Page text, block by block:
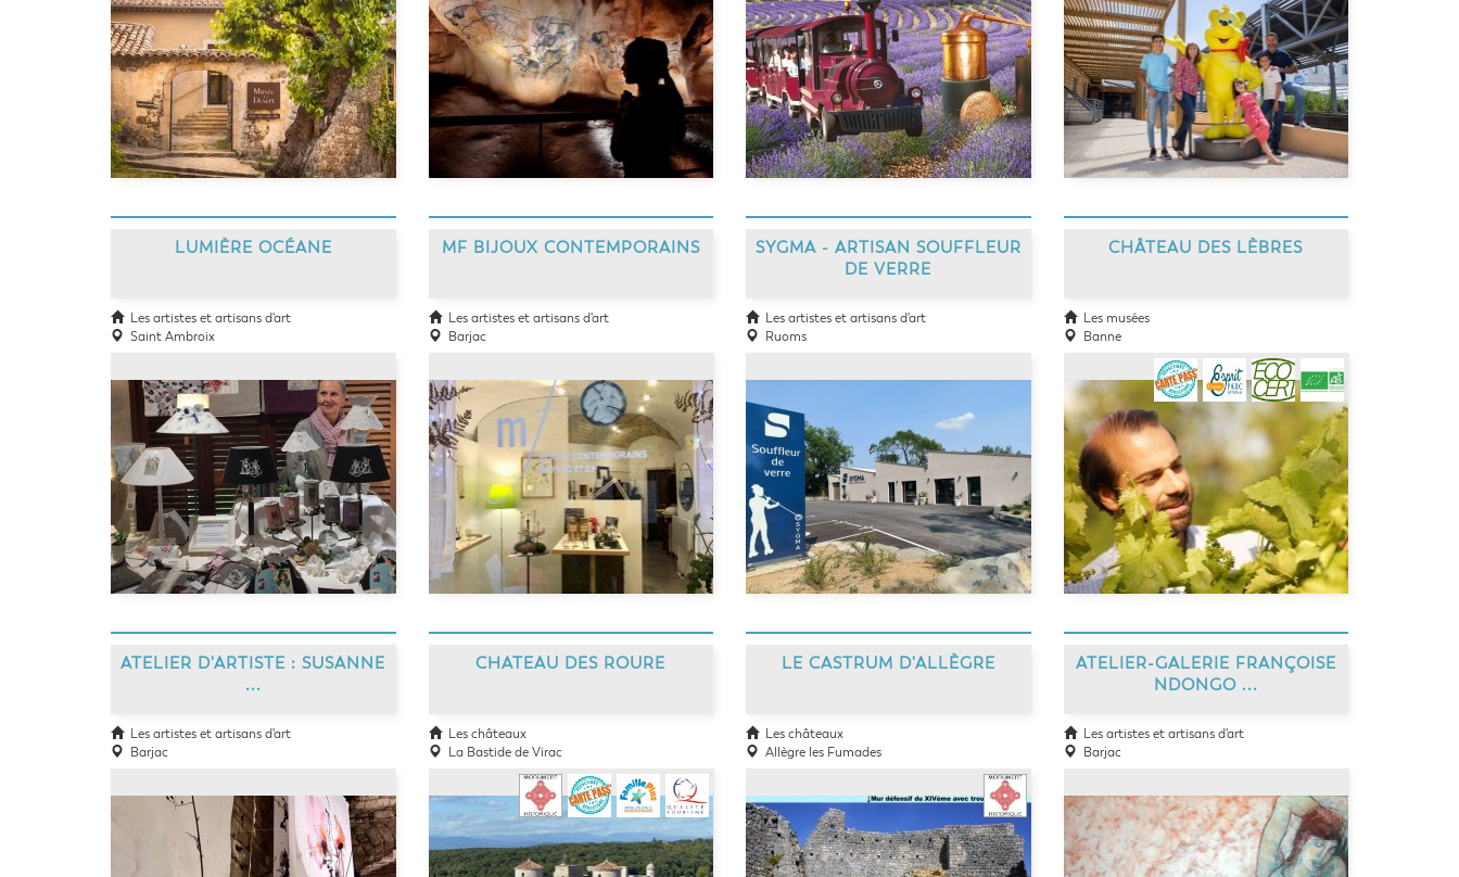
LUMIÈRE OCÉANE
Les artistes et artisans d'art
Saint Ambroix
MF BIJOUX CONTEMPORAINS
Les artistes et artisans d'art
Barjac
SYGMA - ARTISAN SOUFFLEUR
DE VERRE
Les artistes et artisans d'art
Ruoms
CHÂTEAU DES LÈBRES
Les musées
Banne
ATELIER D'ARTISTE : SUSANNE
...
Les artistes et artisans d'art
Barjac
CHATEAU DES ROURE
Les châteaux
La Bastide de Virac
LE CASTRUM D'ALLÈGRE
Les châteaux
Allègre les Fumades
ATELIER-GALERIE FRANÇOISE
NDONGO ...
Les artistes et artisans d'art
Barjac